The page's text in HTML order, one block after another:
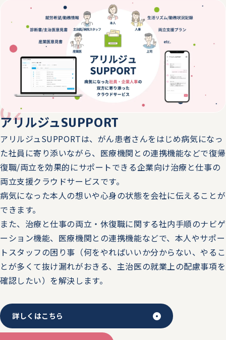
11/28（金）～11/29（土）第33回 日本産業ストレス学会
に、企業展示を出展します。
2025.11.20 トピックス
11/27（木）～11/29（土）第35回 日本産業衛生学会 全国
協議会に、企業展示を出展します。
2025.11.20
11/25（火）～11/26（水）第2回バックオフィスDXPO東
京'25秋に、ブースを出展します。
2025.11.14 トピックス
11/20（木）17:30 がんの治療と暮らしフェア2025のセ
ミナー「がん治療と仕事の両立～最新事情と実践ポイン
ト」に当社代表取締役 森下真行が登壇します。
2025.11.14 トピックス
11/28（金）11:40 HRカンファレンス2025秋にて、「卒
煙施策の成功事例から学ぶ 従業員が支援を実感しやすい
2025.11.14
11/19（水）11:40 HRカンファレンス2025秋にて、「労
02
アリルジュSUPPORT
アリルジュSUPPORTは、がん患者さんをはじめ病気になっ
た社員に寄り添いながら、医療機関との連携機能などで復帰
復職/両立を効果的にサポートできる企業向け治療と仕事の
両立支援クラウドサービスです。
病気になった本人の想いや心身の状態を会社に伝えることが
できます。
また、治療と仕事の両立・休復職に関する社内手順のナビゲ
ーション機能、医療機関との連携機能などで、本人やサポー
トスタッフの困り事（何をやればいいか分からない、やるこ
とが多くて抜け漏れがおきる、主治医の就業上の配慮事項を
確認したい）を解決します。
詳しくはこちら